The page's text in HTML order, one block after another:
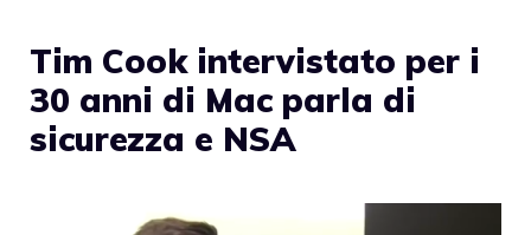
Tim Cook intervistato per i
30 anni di Mac parla di
sicurezza e NSA